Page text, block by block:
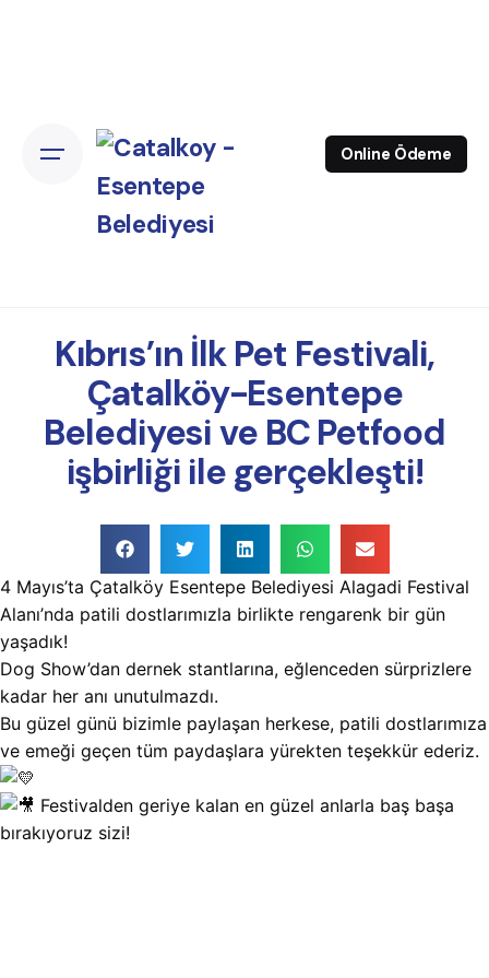
Online Ödeme
Kıbrıs’ın İlk Pet Festivali,
Çatalköy-Esentepe
Belediyesi ve BC Petfood
işbirliği ile gerçekleşti!
4 Mayıs’ta Çatalköy Esentepe Belediyesi Alagadi Festival
Alanı’nda patili dostlarımızla birlikte rengarenk bir gün
yaşadık!
Dog Show’dan dernek stantlarına, eğlenceden sürprizlere
kadar her anı unutulmazdı.
Bu güzel günü bizimle paylaşan herkese, patili dostlarımıza
ve emeği geçen tüm paydaşlara yürekten teşekkür ederiz.
Festivalden geriye kalan en güzel anlarla baş başa
bırakıyoruz sizi!